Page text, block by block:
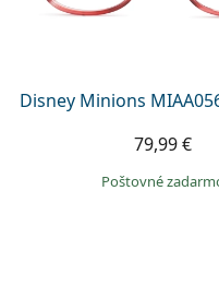
Disney Minions
79,99 €
Poštovné